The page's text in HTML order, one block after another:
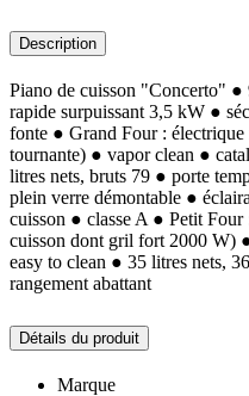
Description
Piano de cuisson "Concerto"
rapide surpuissant 3,5 kW ●
fonte ● Grand Four :
tournante) ● vapor clean ●
litres nets, bruts 79 ● porte
plein verre démontable ●
cuisson ● classe A ● Petit Four
cuisson dont gril fort 2000 W)
easy to clean ● 35 litres nets,
rangement abattant
Détails du produit
Marque